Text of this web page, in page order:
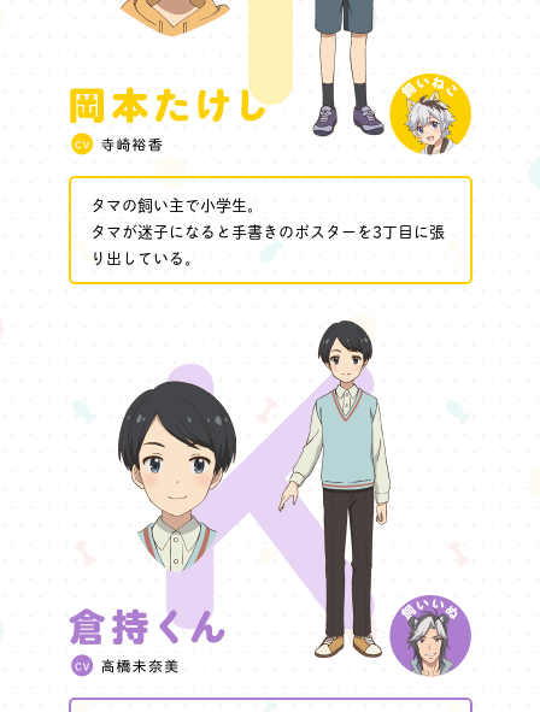
タマの飼い主で小学生。
タマが迷子になると手書きのポスターを3丁目に張
り出している。